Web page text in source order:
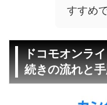
すすめ
ドコモオンラ
続きの流れと